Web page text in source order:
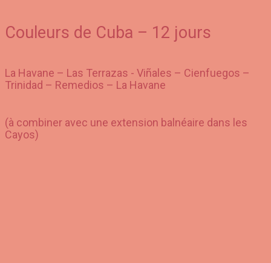
Couleurs de Cuba – 12 jours
La Havane – Las Terrazas - Viñales – Cienfuegos –
Trinidad – Remedios – La Havane
(à combiner avec une extension balnéaire dans les
Cayos)